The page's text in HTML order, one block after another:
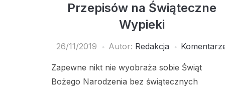
Przepisów na Świąteczne
Wypieki
26/11/2019 Autor: Redakcja
Zapewne nikt nie wyobraża sobie Świąt
Bożego Narodzenia bez świątecznych